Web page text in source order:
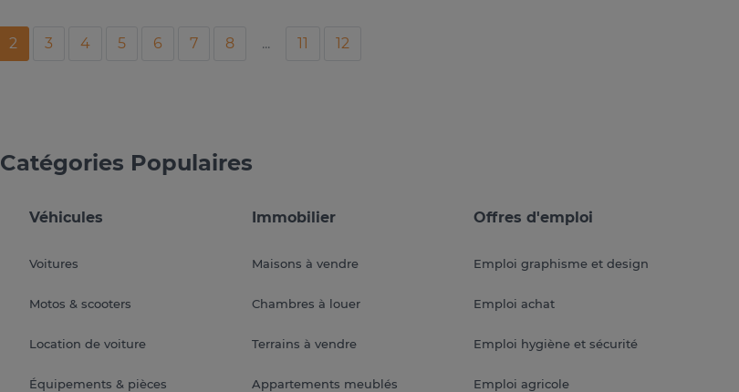
2 3 4 5 6 7 8 ... 11 12
Catégories Populaires
Véhicules
Voitures
Motos & scooters
Location de voiture
Équipements & pièces
Immobilier
Maisons à vendre
Chambres à louer
Terrains à vendre
Appartements meublés
Offres d'emploi
Emploi graphisme et design
Emploi achat
Emploi hygiène et sécurité
Emploi agricole